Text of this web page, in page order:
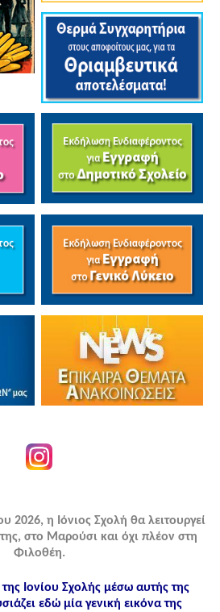
2026, η Ιόνιος Σχολή θα λειτουργεί
στο Μαρούσι και όχι πλέον στη
Φιλοθέη.
της Ιονίου Σχολής μέσω αυτής της
εδώ μία γενική εικόνα της